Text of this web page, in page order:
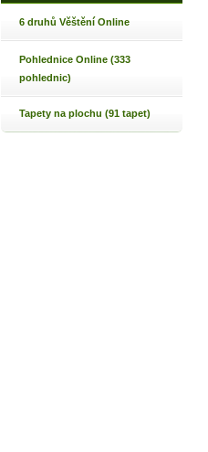
6 druhů Věštění Online
Pohlednice Online (333
pohlednic)
Tapety na plochu (91 tapet)